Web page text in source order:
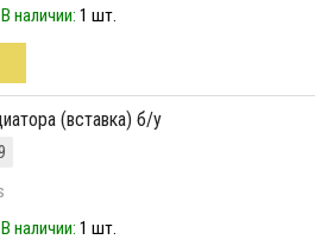
В наличии: 1 шт.
(вставка) б/у
В наличии: 1 шт.